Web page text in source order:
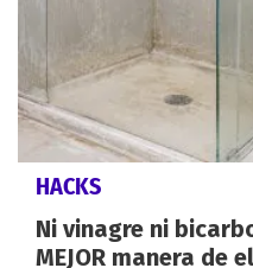
HACKS
Ni vinagre ni
MEJOR manera de